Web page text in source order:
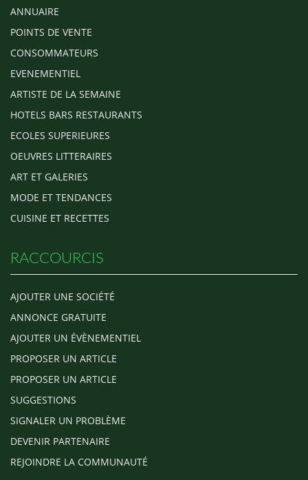
ANNUAIRE
POINTS DE VENTE
CONSOMMATEURS
EVENEMENTIEL
ARTISTE DE LA SEMAINE
HOTELS BARS RESTAURANTS
ECOLES SUPERIEURES
OEUVRES LITTERAIRES
ART ET GALERIES
MODE ET TENDANCES
CUISINE ET RECETTES
RACCOURCIS
AJOUTER UNE SOCIÉTÉ
ANNONCE GRATUITE
AJOUTER UN ÉVÈNEMENTIEL
PROPOSER UN ARTICLE
PROPOSER UN ARTICLE
SUGGESTIONS
SIGNALER UN PROBLÈME
DEVENIR PARTENAIRE
REJOINDRE LA COMMUNAUTÉ